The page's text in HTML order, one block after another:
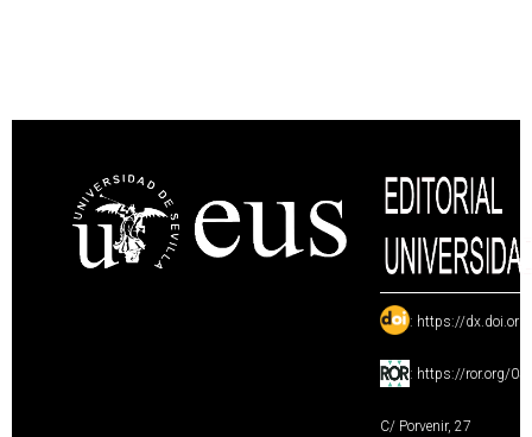
: https://
: https://ror.org/
C/ Porvenir, 27